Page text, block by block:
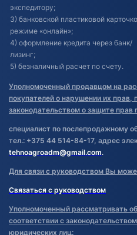
экспедитору;
3) банковской пластиковой
режиме «онлайн»;
4) оформление кредита через банк/
лизинг;
5) безналичный расчет по счету.
Уполномоченный продавцом на
покупателей о нарушении их прав,
законодательством о защите прав
специалист по послепродажному
тел.: +375 44 514-84-17, адрес
tehnoagroadm@gmail.com.
Для связи с руководством Вы
Связаться с руководством
Уполномоченный рассматривать
соответствии с
юридических лиц: